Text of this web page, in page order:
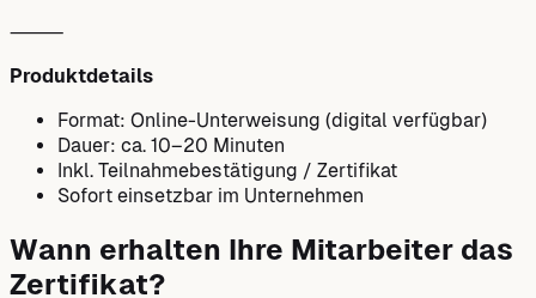
⸻
Produktdetails
Format: Online-Unterweisung (digital verfügbar)
Dauer: ca. 10–20 Minuten
Inkl. Teilnahmebestätigung / Zertifikat
Sofort einsetzbar im Unternehmen
Wann erhalten Ihre Mitarbeiter das
Zertifikat?